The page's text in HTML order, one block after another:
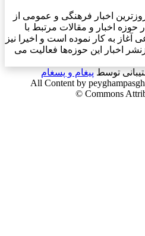
اخبار فرهنگی و عمومی از
در حوزه اخبار و مقالات مرتبط با
آغاز به کار نموده است و اخیرا نیز
اخبار این حوزه‌ها فعالیت می
توسط پیغام و پسغام
All Content by
Commons